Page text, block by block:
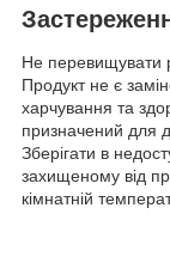
Не перевищувати
Продукт не є
харчування та
призначений для
Зберігати в
захищеному від
кімнатній